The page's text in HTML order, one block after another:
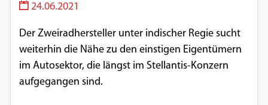
24.06.2021
Der Zweiradhersteller unter indischer Regie sucht
weiterhin die Nähe zu den einstigen Eigentümern
im Autosektor, die längst im Stellantis-Konzern
aufgegangen sind.